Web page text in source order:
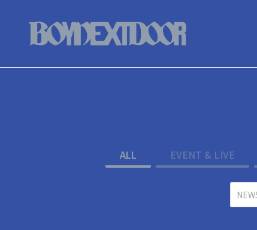
ALL EVENT & LIVE